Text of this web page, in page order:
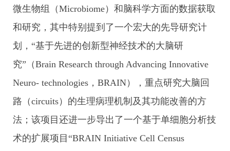
微生物组（Microbiome）和脑科学方面的数据获取
和研究，其中特别提到了一个宏大的先导研究计
划，“基于先进的创新型神经技术的大脑研
究”（Brain Research through Advancing Innovative
Neuro- technologies，BRAIN），重点研究大脑回
路（circuits）的生理病理机制及其功能改善的方
法；该项目还进一步导出了一个基于单细胞分析技
术的扩展项目“BRAIN Initiative Cell Census